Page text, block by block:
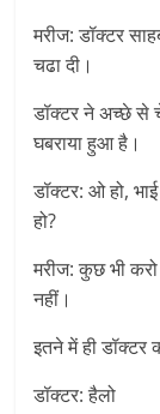
मरीज: डॉक्टर
चढा दी।
डॉक्टर ने अच्छे से
घबराया हुआ है।
डॉक्टर: ओ हो,
हो?
मरीज: कुछ भी
नहीं।
इतने में ही डॉक्टर
डॉक्टर: हैलो